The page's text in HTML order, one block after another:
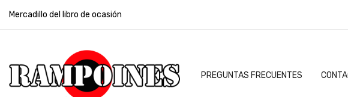
Mercadillo del libro de ocasión
PREGUNTAS FRECUENTES